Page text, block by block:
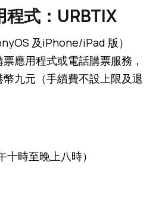
式：URBTIX
及iPhone/iPad 版）
應用程式或電話購票服務，
九元（手續費不設上限及退
十時至晚上八時）